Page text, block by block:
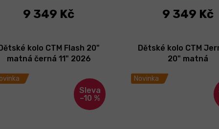
9 349 Kč 9 349 Kč
–10 %
Dětské kolo CTM Flash 20"
matná černá 11" 2026
Novinka
Dětské kolo CTM
20" matná